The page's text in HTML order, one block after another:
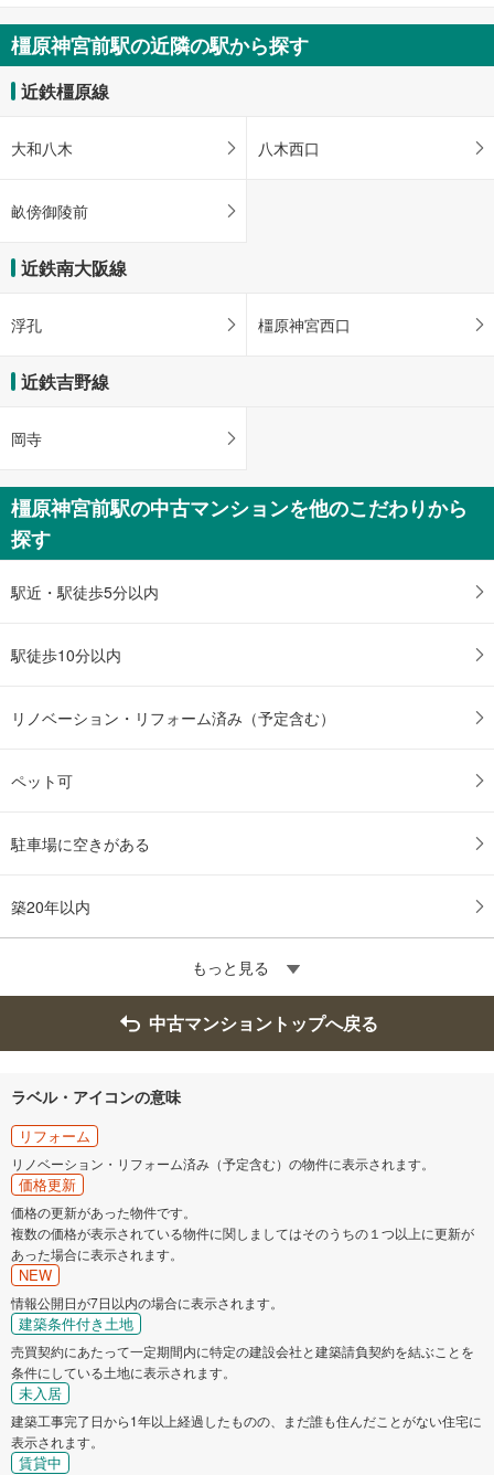
を
マ
イ
ペ
ジ
存
る
橿原神宮前駅の近隣の駅から探す
近鉄橿原線
大和八木 八木西口
畝傍御陵前
近鉄南大阪線
浮孔 橿原神宮西口
近鉄吉野線
岡寺
橿原神宮前駅の中古マンションを他のこだわりから
探す
駅近・駅徒歩5分以内
駅徒歩10分以内
リノベーション・リフォーム済み（予定含む）
ペット可
駐車場に空きがある
築20年以内
もっと見る
中古マンショントップへ戻る
ラベル・アイコンの意味
リフォーム
リノベーション・リフォーム済み（予定含む）の物件に表示されます。
価格更新
価格の更新があった物件です。
複数の価格が表示されている物件に関しましてはそのうちの１つ以上に更新が
あった場合に表示されます。
NEW
情報公開日が7日以内の場合に表示されます。
建築条件付き土地
売買契約にあたって一定期間内に特定の建設会社と建築請負契約を結ぶことを
条件にしている土地に表示されます。
未入居
建築工事完了日から1年以上経過したものの、まだ誰も住んだことがない住宅に
表示されます。
賃貸中